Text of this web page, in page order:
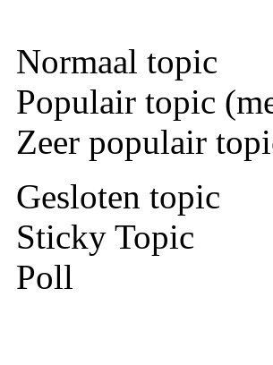
Normaal topic
Populair topic
Zeer populair
Gesloten topic
Sticky Topic
Poll